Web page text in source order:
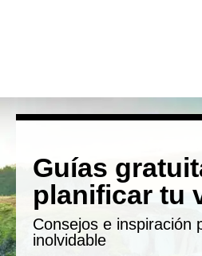
Guías
planificar tu
Consejos e inspiración
inolvidable